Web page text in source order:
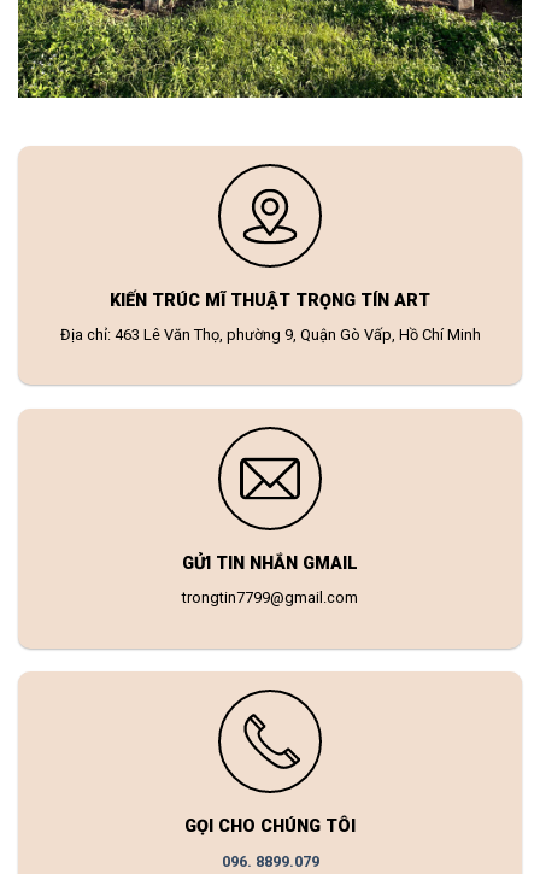
KIẾN TRÚC MĨ THUẬT TRỌNG TÍN ART
Địa chỉ: 463 Lê Văn Thọ, phường 9, Quận Gò Vấp, Hồ Chí Minh
GỬI TIN NHẮN GMAIL
trongtin7799@gmail.com
GỌI CHO CHÚNG TÔI
096. 8899.079